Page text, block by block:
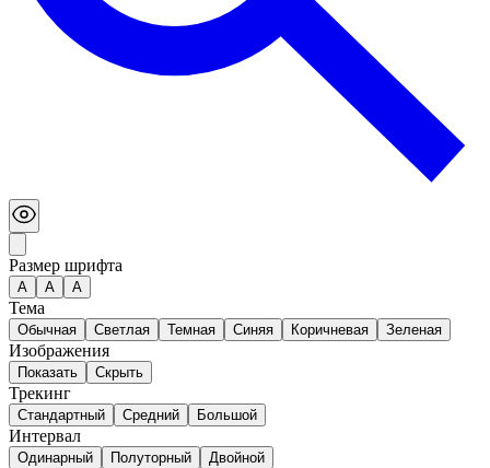
Размер шрифта
А A A
Тема
Обычная Светлая Темная Синяя Коричневая Зеленая
Изображения
Показать Скрыть
Трекинг
Стандартный Средний Большой
Интервал
Одинарный Полуторный Двойной